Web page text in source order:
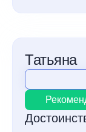
Татьяна